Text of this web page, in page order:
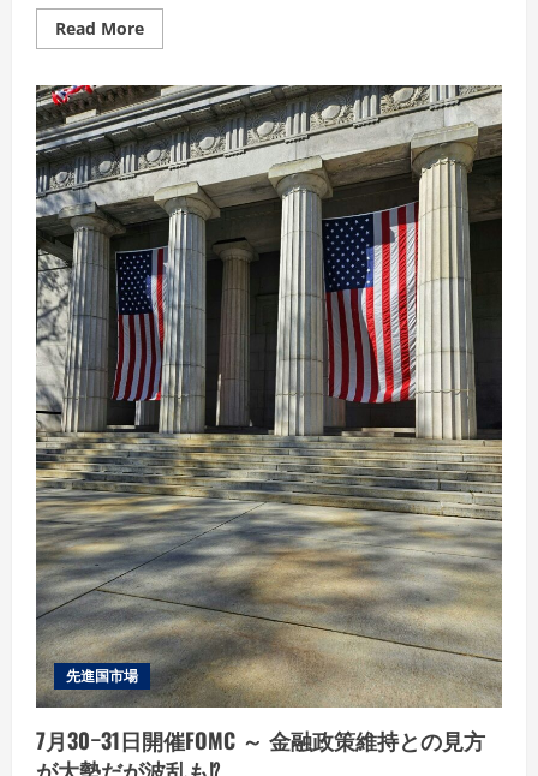
Read MoreRead
more
易
協
議
合
意
成
立
で、
銀
に
利
上
げ
余
地
も
先進国市場
7月30ｰ31日開催FOMC ～ 金融政策維持との見方
が大勢だが波乱も⁉